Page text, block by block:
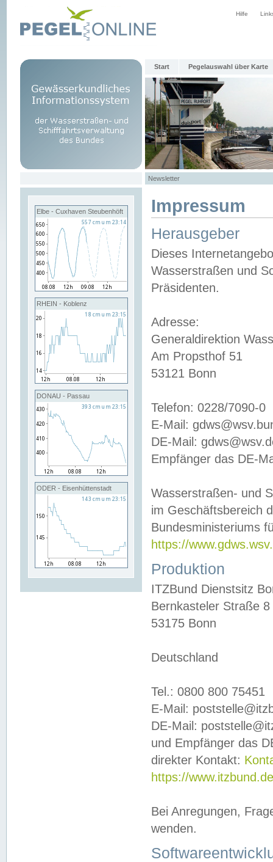
Hilfe
Start Pegelauswahl über Karte
Newsletter
Elbe - Cuxhaven Steubenhöft
RHEIN - Koblenz
DONAU - Passau
ODER - Eisenhüttenstadt
Impressum
Herausgeber
Dieses
Wasserstraßen und
Präsidenten.
Adresse:
Generaldirektion
Am Propsthof 51
53121 Bonn
Telefon: 0228/7090-0
E-Mail:
DE-Mail:
Empfänger das DE-
Wasserstraßen- und
im Geschäftsbereich
Bundesministeriums
https://
Produktion
ITZBund Dienstsitz
Bernkasteler Straße 8
53175 Bonn
Deutschland
Tel.: 0800 800 75451
E-Mail:
DE-Mail:
und Empfänger das
direkter Kontakt:
https://
Bei Anregungen,
wenden.